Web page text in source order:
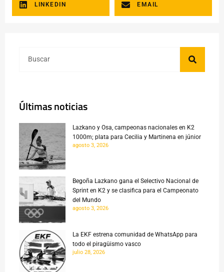
LINKEDIN EMAIL
Últimas noticias
Lazkano y Osa, campeonas nacionales en K2
1000m; plata para Cecilia y Martinena en júnior
agosto 3, 2026
Begoña Lazkano gana el Selectivo Nacional de
Sprint en K2 y se clasifica para el Campeonato
del Mundo
agosto 3, 2026
La EKF estrena comunidad de WhatsApp para
todo el piragüismo vasco
julio 28, 2026